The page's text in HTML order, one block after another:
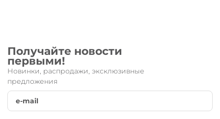
Получайте новости
первыми!
Новинки, распродажи, эксклюзивные
предложения